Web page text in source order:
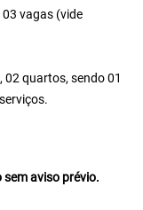
vagas (vide
02 quartos, sendo 01
aviso prévio.